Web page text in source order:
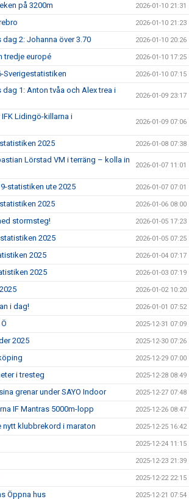
på 3200m 2026-01-10 21:31
2026-01-10 21:23
2: Johanna över 3.70 2026-01-10 20:26
tredje europé 2026-01-10 17:25
Sverigestatistiken 2026-01-10 07:15
1: Anton tvåa och Alex trea i
2026-01-09 23:17
Lidingö-killarna i
2026-01-09 07:06
2025 2026-01-08 07:38
Lörstad VM i terräng – kolla in
2026-01-07 11:01
statistiken ute 2025 2026-01-07 07:01
2025 2026-01-06 08:00
stormsteg! 2026-01-05 17:23
2025 2026-01-05 07:25
2025 2026-01-04 07:17
2025 2026-01-03 07:19
2026-01-02 10:20
i dag! 2026-01-01 07:52
2025-12-31 07:09
2025 2025-12-30 07:26
2025-12-29 07:00
i tresteg 2025-12-28 08:49
grenar under SAYO Indoor 2025-12-27 07:48
IF Mantras 5000m-lopp 2025-12-26 08:47
nytt klubbrekord i maraton 2025-12-25 16:42
2025-12-24 11:15
2025-12-23 21:39
2025-12-22 22:15
Öppna hus 2025-12-21 07:54